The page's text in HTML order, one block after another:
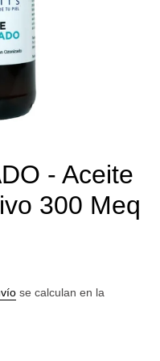
- Aceite
300 Meq
se calculan en la